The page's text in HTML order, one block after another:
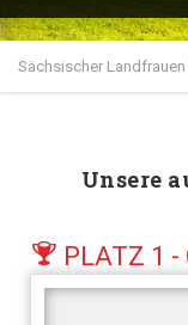
Sächsischer Landfrauen
Unsere
PLATZ 1 -